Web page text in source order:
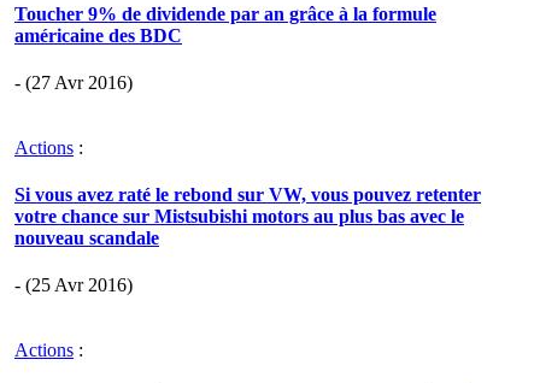
Toucher 9% de dividende par an grâce à la formule
américaine des BDC
- (27 Avr 2016)
Actions :
Si vous avez raté le rebond sur VW, vous pouvez retenter
votre chance sur Mistsubishi motors au plus bas avec le
nouveau scandale
- (25 Avr 2016)
Actions :